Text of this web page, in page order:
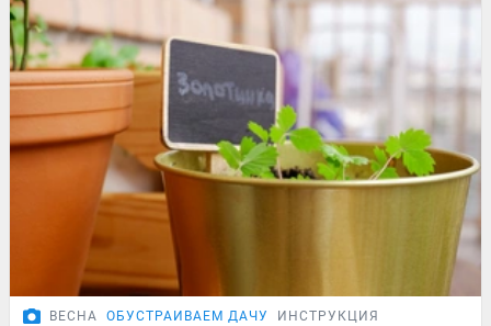
ВЕСНА ОБУСТРАИВАЕМ ДАЧУ ИНСТРУКЦИЯ